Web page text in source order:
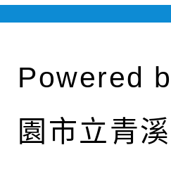
Powered
園市立青